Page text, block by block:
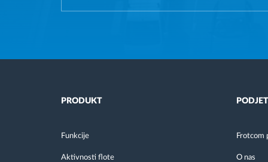
PRODUKT
Funkcije
Aktivnosti flote
Frotcom
O nas